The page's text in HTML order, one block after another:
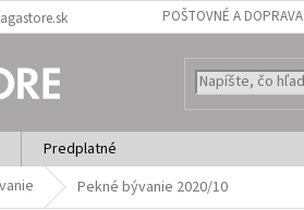
POŠTOVNÉ A DOPRAVA
Predplatné
Pekné bývanie 2020/10